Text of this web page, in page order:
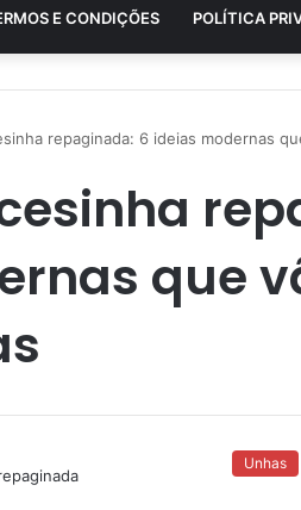
E CONDIÇÕES POLÍTICA
repaginada: 6 ideias modernas
que
Unhas